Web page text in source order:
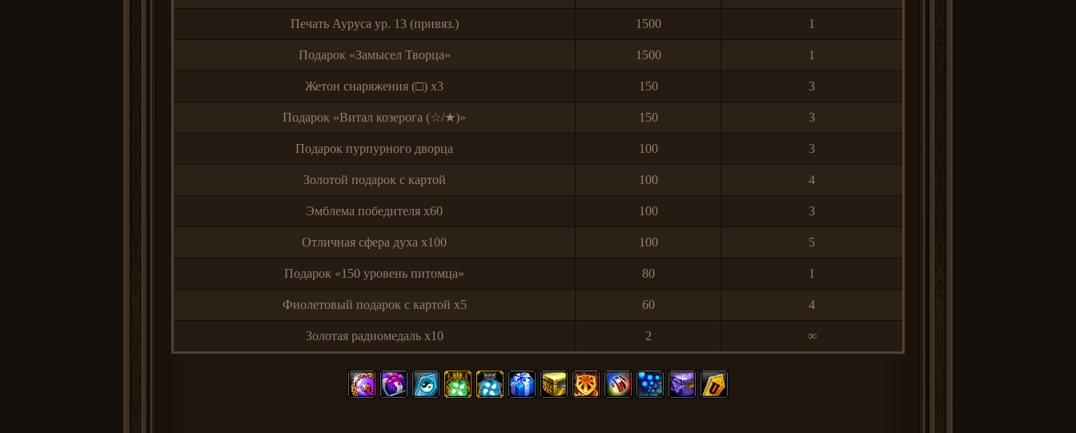
Печать Ауруса ур. 13 (привяз.) 1500 1
Подарок «Замысел Творца» 1500 1
Жетон снаряжения (□) x3 150 3
Подарок «Витал козерога (☆/★)» 150 3
Подарок пурпурного дворца 100 3
Золотой подарок с картой 100 4
Эмблема победителя x60 100 3
Отличная сфера духа x100 100 5
Подарок «150 уровень питомца» 80 1
Фиолетовый подарок с картой x5 60 4
Золотая радиомедаль x10 2 ∞